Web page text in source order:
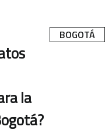
BOGOTÁ
la